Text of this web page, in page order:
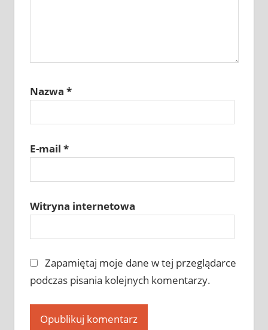
Nazwa *
E-mail *
Witryna internetowa
Zapamiętaj moje dane w tej przeglądarce
podczas pisania kolejnych komentarzy.